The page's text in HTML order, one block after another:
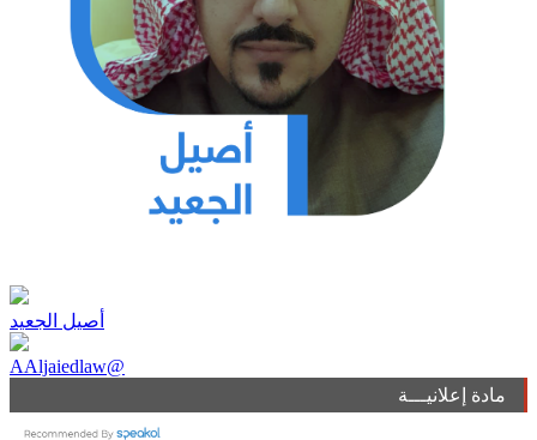
أصيل الجعيد
AAljaiedlaw@
مادة إعلانيـــة